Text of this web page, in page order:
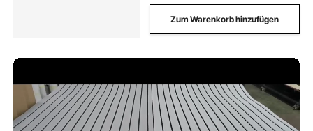
Zum Warenkorb hinzufügen